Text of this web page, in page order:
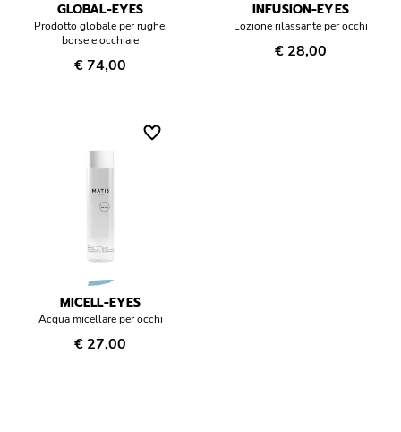
GLOBAL-EYES
Prodotto globale per rughe,
borse e occhiaie
€ 74,00
INFUSION-EYES
Lozione rilassante per occhi
€ 28,00
MICELL-EYES
Acqua micellare per occhi
€ 27,00